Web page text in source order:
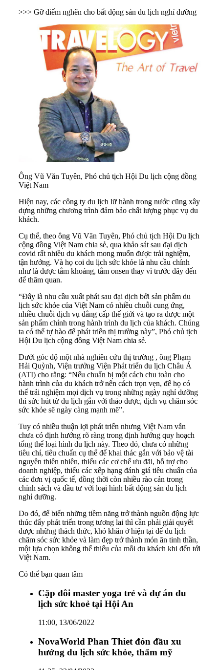
>>> Gỡ điểm nghẽn cho bất động sản du lịch nghỉ dưỡng
Ông Vũ Văn Tuyên, Phó chủ tịch Hội Du lịch cộng đồng
Việt Nam
Hiện nay, các công ty du lịch lữ hành trong nước cũng xây
dựng những chương trình đảm bảo chất lượng phục vụ du
khách.
Cụ thể, theo ông Vũ Văn Tuyên, Phó chủ tịch Hội Du lịch
cộng đồng Việt Nam chia sẻ, qua khảo sát sau đại dịch
covid rất nhiều du khách mong muốn được trải nghiệm,
tận hưởng. Và họ coi du lịch sức khỏe là nhu cầu chính
như là được tắm khoáng, tắm onsen thay vì trước đây đến
để thăm quan.
“Đây là nhu cầu xuất phát sau đại dịch bởi sản phẩm du
lịch sức khỏe của Việt Nam có nhiều chuỗi cung ứng,
nhiều chuỗi dịch vụ đẳng cấp thế giới và tạo ra được một
sản phẩm chính trong hành trình du lịch của khách. Chúng
ta có thể tự hào để phát triển thị trường này”, Phó chủ tịch
Hội Du lịch cộng đồng Việt Nam chia sẻ.
Dưới góc độ một nhà nghiên cứu thị trường , ông Phạm
Hải Quỳnh, Viện trưởng Viện Phát triển du lịch Châu Á
(ATI) cho rằng: “Nếu chuẩn bị một cách chu toàn cho
hành trình của du khách trở nên cách trọn vẹn, để họ có
thể trải nghiệm mọi dịch vụ trong những ngày nghỉ dưỡng
thì sức hút từ du lịch gắn với thảo dược, dịch vụ chăm sóc
sức khỏe sẽ ngày càng mạnh mẽ”.
Tuy có nhiều thuận lợi phát triển nhưng Việt Nam vẫn
chưa có định hướng rõ ràng trong định hướng quy hoạch
tổng thể loại hình du lịch này. Theo đó, chưa có những
tiêu chí, tiêu chuẩn cụ thể để khai thác gắn với bảo vệ tài
nguyên thiên nhiên, thiếu các cơ chế ưu đãi, hỗ trợ cho
doanh nghiệp, thiếu các xếp hạng đánh giá tiêu chuẩn của
các đơn vị quốc tế, đồng thời còn nhiều rào cản trong
chính sách và đầu tư với loại hình bất động sản du lịch
nghỉ dưỡng.
Do đó, để biến những tiềm năng trở thành nguồn động lực
thúc đẩy phát triển trong tương lai thì cần phải giải quyết
được những thách thức, khó khăn ở hiện tại để du lịch
chăm sóc sức khỏe và làm đẹp trở thành món ăn tinh thần,
một lựa chọn không thể thiếu của mỗi du khách khi đến tới
Việt Nam.
Có thể bạn quan tâm
Cặp đôi master yoga trẻ và dự án du
lịch sức khoẻ tại Hội An
11:00, 13/06/2022
NovaWorld Phan Thiet đón đầu xu
hướng du lịch sức khỏe, thẩm mỹ